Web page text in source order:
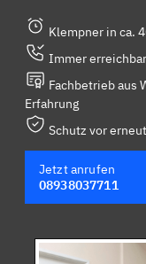
Klempner in ca.
Immer
Fachbetrieb aus
Erfahrung
Schutz vor
Jetzt anrufen
08938037711